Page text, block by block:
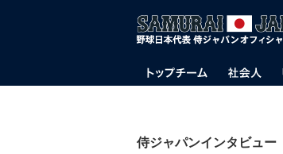
侍ジャパンインタビュー